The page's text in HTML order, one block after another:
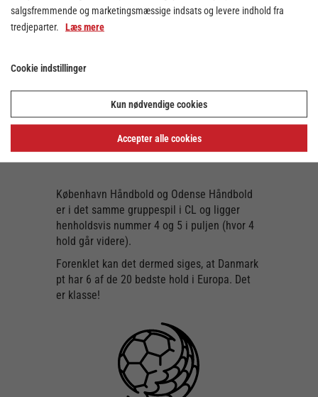
Siófok KC Hungary (HUN)
Nykøbing Falster Håndbold - NFH (DEN)
Storhamar Handball Elite (NOR)
Kuban (RUS)
København Håndbold og Odense Håndbold
er i det samme gruppespil i CL og ligger
henholdsvis nummer 4 og 5 i puljen (hvor 4
hold går videre).
Forenklet kan det dermed siges, at Danmark
pt har 6 af de 20 bedste hold i Europa. Det
er klasse!
salgsfremmende og marketingsmæssige indsats og levere indhold fra
tredjeparter. Læs mere
Cookie indstillinger
Kun nødvendige cookies
Accepter alle cookies